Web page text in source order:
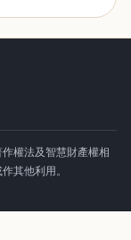
權法及智慧財產權相
其他利用。